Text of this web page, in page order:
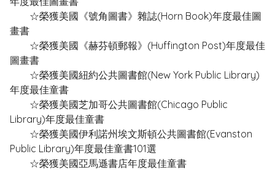
☆榮獲美國《號角圖書》雜誌(Horn Book)年度最佳圖
畫書
☆榮獲美國《赫芬頓郵報》(Huffington Post)年度最佳
圖畫書
☆榮獲美國紐約公共圖書館(New York Public Library)
年度最佳童書
☆榮獲美國芝加哥公共圖書館(Chicago Public
Library)年度最佳童書
☆榮獲美國伊利諾州埃文斯頓公共圖書館(Evanston
Public Library)年度最佳童書101選
☆榮獲美國亞馬遜書店年度最佳童書